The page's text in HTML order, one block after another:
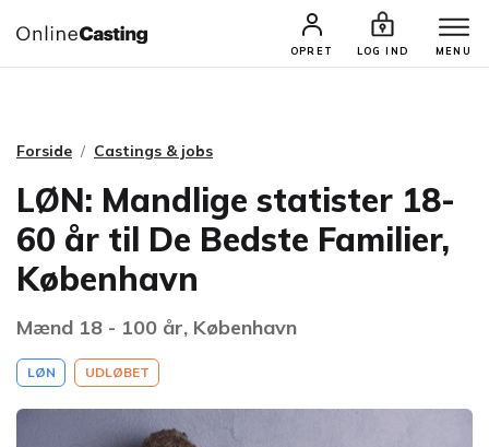
OPRET LOG IND MENU
CASTINGS & JOBS SØG PROFIL
Forside Castings & jobs
LØN: Mandlige statister 18-
60 år til De Bedste Familier,
København
Mænd 18 - 100 år, København
LØN UDLØBET